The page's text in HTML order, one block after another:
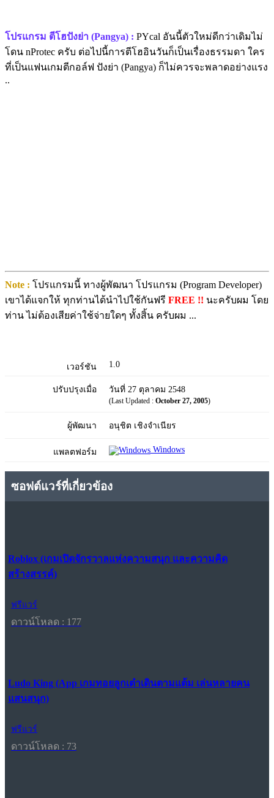
โปรแกรม ตีโฮปังย่า (Pangya) : PYcal อันนี้ตัวใหม่ดีกว่าเดิมไม่
โดน nProtec ครับ ต่อไปนี้การตีโฮอินวันก็เป็นเรื่องธรรมดา ใคร
ที่เป็นแฟนเกมตีกอล์ฟ ปังย่า (Pangya) ก็ไม่ควรจะพลาดอย่างแรง
..
Note : โปรแกรมนี้ ทางผู้พัฒนา โปรแกรม (Program Developer)
เขาได้แจกให้ ทุกท่านได้นำไปใช้กันฟรี FREE !! นะครับผม โดย
ท่าน ไม่ต้องเสียค่าใช้จ่ายใดๆ ทั้งสิ้น ครับผม ...
เวอร์ชัน 1.0
ปรับปรุงเมื่อ วันที่ 27 ตุลาคม 2548
(Last Updated : October 27, 2005)
ผู้พัฒนา อนุชิต เชิงจำเนียร
แพลตฟอร์ม Windows
ซอฟต์แวร์ที่เกี่ยวข้อง
Roblox (เกมเปิดจักรวาลแห่งความสนุก และความคิด
สร้างสรรค์)
ฟรีแวร์
ดาวน์โหลด : 177
Ludo King (App เกมทอยลูกเต๋าเดินตามแต้ม เล่นหลายคน
แสนสนุก)
ฟรีแวร์
ดาวน์โหลด : 73